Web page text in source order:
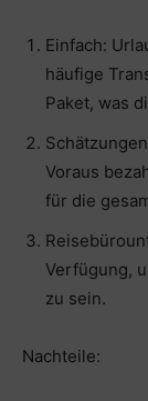
Einfach:
häufige
Paket, was
Voraus
für die
Verfügung,
zu sein.
Nachteile: